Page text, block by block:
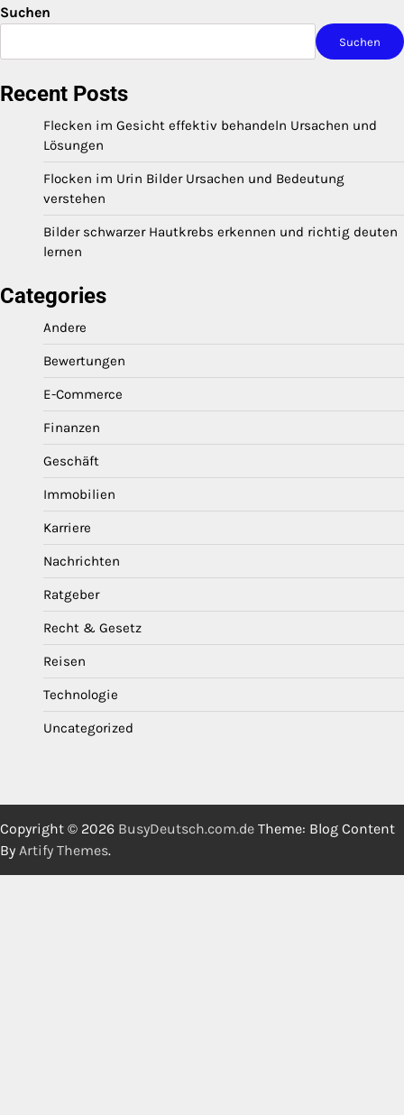
Suchen
Suchen
Recent Posts
Flecken im Gesicht effektiv behandeln Ursachen und
Lösungen
Flocken im Urin Bilder Ursachen und Bedeutung
verstehen
Bilder schwarzer Hautkrebs erkennen und richtig deuten
lernen
Categories
Andere
Bewertungen
E-Commerce
Finanzen
Geschäft
Immobilien
Karriere
Nachrichten
Ratgeber
Recht & Gesetz
Reisen
Technologie
Uncategorized
Copyright © 2026 BusyDeutsch.com.de Theme: Blog Content
By Artify Themes.